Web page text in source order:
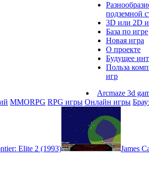
подземной
3D или 2D
База по игре
Новая игра
О проекте
Будущее
Польза
игр
Arcmaze 3d
MMORPG RPG игры Онлайн игры
Elite 2 (1993) James